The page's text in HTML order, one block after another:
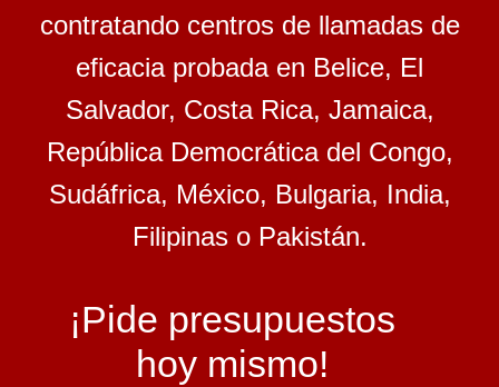
contratando centros de llamadas de
eficacia probada en Belice, El
Salvador, Costa Rica, Jamaica,
República Democrática del Congo,
Sudáfrica, México, Bulgaria, India,
Filipinas o Pakistán.
¡Pide presupuestos
hoy mismo!